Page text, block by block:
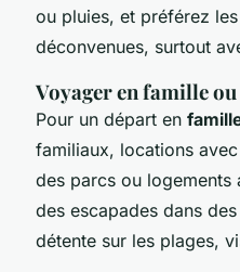
ou pluies, et préférez
déconvenues, surtout
Voyager en famille
Pour un départ en
familiaux, locations
des parcs ou logements
des escapades dans
détente sur les plages,